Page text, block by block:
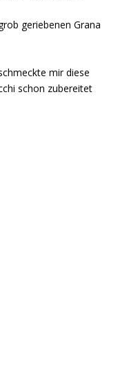
geriebenen Grana
mir diese
schon zubereitet